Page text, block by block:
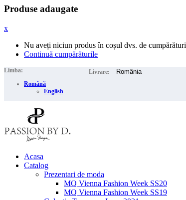
Produse adaugate
x
Nu aveți niciun produs în coșul dvs. de cumpărături
Continuă cumpărăturile
Limba:
Română
English
Livrare:
Acasa
Catalog
Prezentari de moda
MQ Vienna Fashion Week SS20
MQ Vienna Fashion Week SS19